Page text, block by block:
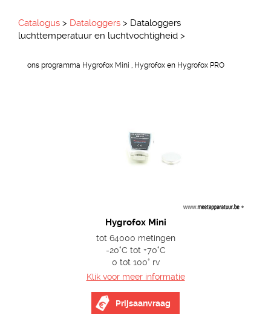
Catalogus > Dataloggers > Dataloggers
luchttemperatuur en luchtvochtigheid >
ons programma Hygrofox Mini , Hygrofox en Hygrofox PRO
Hygrofox Mini
tot 64000 metingen
-20°C tot +70°C
0 tot 100° rv
Klik voor meer informatie
Prijsaanvraag